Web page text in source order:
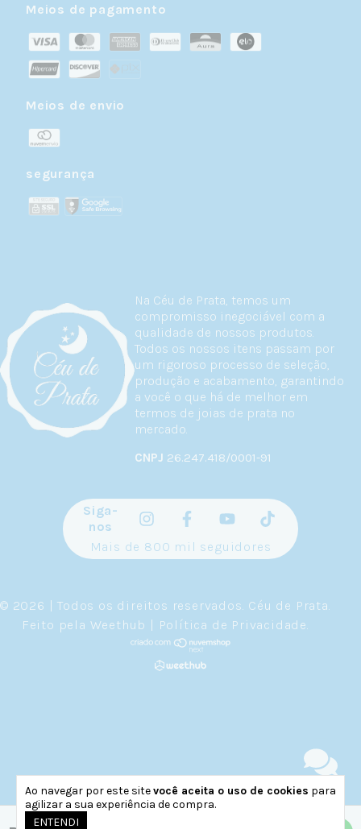
Ao navegar por este sitevocê aceita o uso de cookies para
agilizar a sua experiência de compra.
ENTENDI
Na Céu de Prata, temos um
compromisso inegociável com a
qualidade de nossos produtos.
Todos os nossos itens passam por
um rigoroso processo de seleção,
produção e acabamento, garantindo
a você o que há de melhor em
termos de joias de prata no
mercado.
CNPJ 26.247.418/0001-91
Meios de pagamento
Meios de envio
segurança
Siga-
nos
Mais de 800 mil seguidores
© 2026 | Todos os direitos reservados. Céu de Prata
Feito pela Weethub | Política de Privacidade